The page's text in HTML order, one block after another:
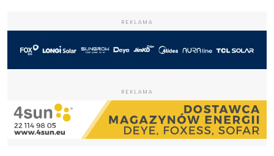
REKLAMA
REKLAMA